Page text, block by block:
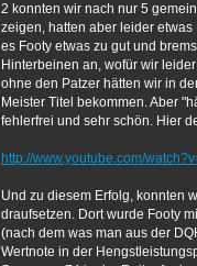
2 konnten wir nach nur 5
zeigen, hatten aber leider
es Footy etwas zu gut und
Hinterbeinen an, wofür wir
ohne den Patzer hätten wir in
Meister Titel bekommen. Aber
fehlerfrei und sehr schön. Hier
http://www.youtube.com/
Und zu diesem Erfolg, konnten
draufsetzen. Dort wurde Footy
(nach dem was man aus der
Wertnote in der